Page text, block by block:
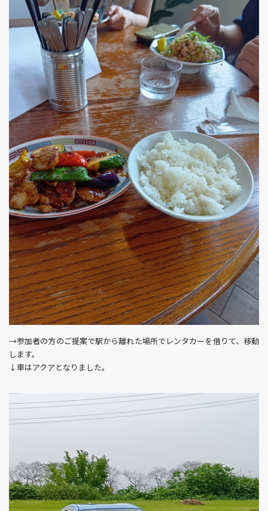
→参加者の方のご提案で駅から離れた場所でレンタカーを借りて、移動
します。
↓車はアクアとなりました。